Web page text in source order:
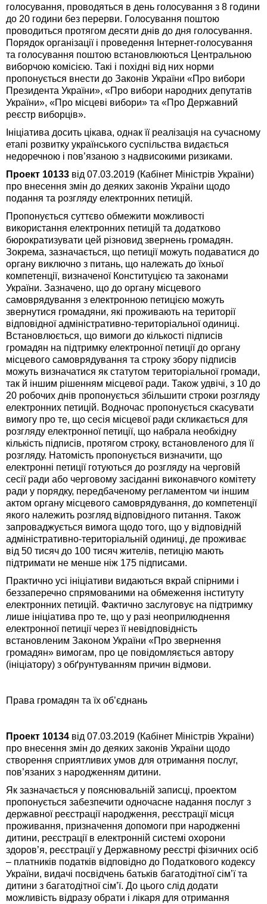
голосування, проводяться в день голосування з 8 години
до 20 години без перерви. Голосування поштою
проводиться протягом десяти днів до дня голосування.
Порядок організації і проведення Інтернет-голосування
та голосування поштою встановлюються Центральною
виборчою комісією. Такі і похідні від них норми
пропонується внести до Законів України «Про вибори
Президента України», «Про вибори народних депутатів
України», «Про місцеві вибори» та «Про Державний
реєстр виборців».
Ініціатива досить цікава, однак її реалізація на сучасному
етапі розвитку українського суспільства видається
недоречною і пов’язаною з надвисокими ризиками.
Проект 10133 від 07.03.2019 (Кабінет Міністрів України)
про внесення змін до деяких законів України щодо
подання та розгляду електронних петицій.
Пропонується суттєво обмежити можливості
використання електронних петицій та додатково
бюрократизувати цей різновид звернень громадян.
Зокрема, зазначається, що петиції можуть подаватися до
органу виключно з питань, що належать до їхньої
компетенції, визначеної Конституцією та законами
України. Зазначено, що до органу місцевого
самоврядування з електронною петицією можуть
звернутися громадяни, які проживають на території
відповідної адміністративно-територіальної одиниці.
Встановлюється, що вимоги до кількості підписів
громадян на підтримку електронної петиції до органу
місцевого самоврядування та строку збору підписів
можуть визначатися як статутом територіальної громади,
так й іншим рішенням місцевої ради. Також удвічі, з 10 до
20 робочих днів пропонується збільшити строки розгляду
електронних петицій. Водночас пропонується скасувати
вимогу про те, що сесія місцевої ради скликається для
розгляду електронної петиції, що набрала необхідну
кількість підписів, протягом строку, встановленого для її
розгляду. Натомість пропонується визначити, що
електронні петиції готуються до розгляду на черговій
сесії ради або черговому засіданні виконавчого комітету
ради у порядку, передбаченому регламентом чи іншим
актом органу місцевого самоврядування, до компетенції
якого належить розгляд відповідного питання. Також
запроваджується вимога щодо того, що у відповідній
адміністративно-територіальній одиниці, де проживає
від 50 тисяч до 100 тисяч жителів, петицію мають
підтримати не менше ніж 175 підписами.
Практично усі ініціативи видаються вкрай спірними і
беззаперечно спрямованими на обмеження інституту
електронних петицій. Фактично заслуговує на підтримку
лише ініціатива про те, що у разі неоприлюднення
електронної петиції через її невідповідність
встановленим Законом України «Про звернення
громадян» вимогам, про це повідомляється автору
(ініціатору) з обґрунтуванням причин відмови.
Права громадян та їх об’єднань
Проект 10134 від 07.03.2019 (Кабінет Міністрів України)
про внесення змін до деяких законів України щодо
створення сприятливих умов для отримання послуг,
пов’язаних з народженням дитини.
Як зазначається у пояснювальній записці, проектом
пропонується забезпечити одночасне надання послуг з
державної реєстрації народження, реєстрації місця
проживання, призначення допомоги при народженні
дитини, реєстрації в електронній системі охорони
здоров’я, реєстрації у Державному реєстрі фізичних осіб
– платників податків відповідно до Податкового кодексу
України, видачі посвідчень батьків багатодітної сім’ї та
дитини з багатодітної сім’ї. До цього слід додати
можливість відразу обрати і лікаря для отримання